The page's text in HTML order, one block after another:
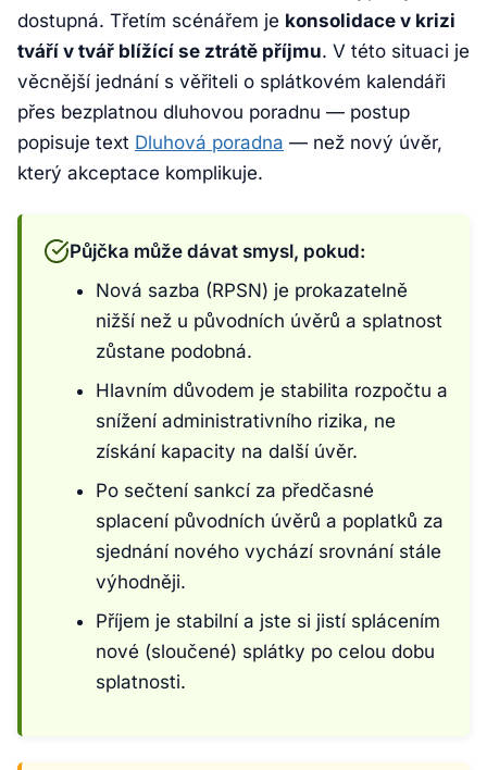
dostupná. Třetím scénářem je konsolidace v krizi
tváří v tvář blížící se ztrátě příjmu. V této situaci je
věcnější jednání s věřiteli o splátkovém kalendáři
přes bezplatnou dluhovou poradnu — postup
popisuje text Dluhová poradna — než nový úvěr,
který akceptace komplikuje.
Půjčka může dávat smysl, pokud:
Nová sazba (RPSN) je prokazatelně
nižší než u původních úvěrů a splatnost
zůstane podobná.
Hlavním důvodem je stabilita rozpočtu a
snížení administrativního rizika, ne
získání kapacity na další úvěr.
Po sečtení sankcí za předčasné
splacení původních úvěrů a poplatků za
sjednání nového vychází srovnání stále
výhodněji.
Příjem je stabilní a jste si jistí splácením
nové (sloučené) splátky po celou dobu
splatnosti.